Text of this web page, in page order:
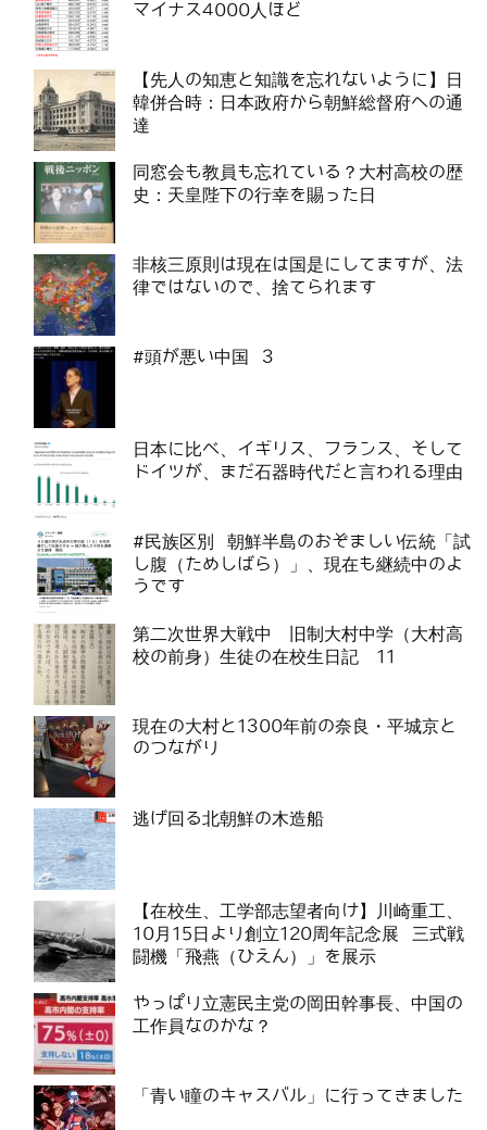
マイナス4000人ほど
【先人の知恵と知識を忘れないように】日
韓併合時：日本政府から朝鮮総督府への通
達
同窓会も教員も忘れている？大村高校の歴
史：天皇陛下の行幸を賜った日
非核三原則は現在は国是にしてますが、法
律ではないので、捨てられます
#頭が悪い中国 3
日本に比べ、イギリス、フランス、そして
ドイツが、まだ石器時代だと言われる理由
#民族区別 朝鮮半島のおぞましい伝統「試
し腹（ためしばら）」、現在も継続中のよ
うです
第二次世界大戦中 旧制大村中学（大村高
校の前身）生徒の在校生日記 11
現在の大村と1300年前の奈良・平城京と
のつながり
逃げ回る北朝鮮の木造船
【在校生、工学部志望者向け】川崎重工、
10月15日より創立120周年記念展 三式戦
闘機「飛燕（ひえん）」を展示
やっぱり立憲民主党の岡田幹事長、中国の
工作員なのかな？
「青い瞳のキャスバル」に行ってきました